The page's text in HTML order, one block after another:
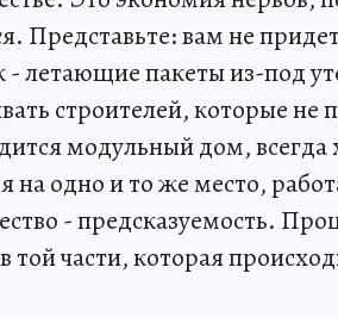
Представьте: вам не
летающие пакеты из-под
строителей, которые не
модульный дом,
на одно и то же место,
- предсказуемость.
части, которая